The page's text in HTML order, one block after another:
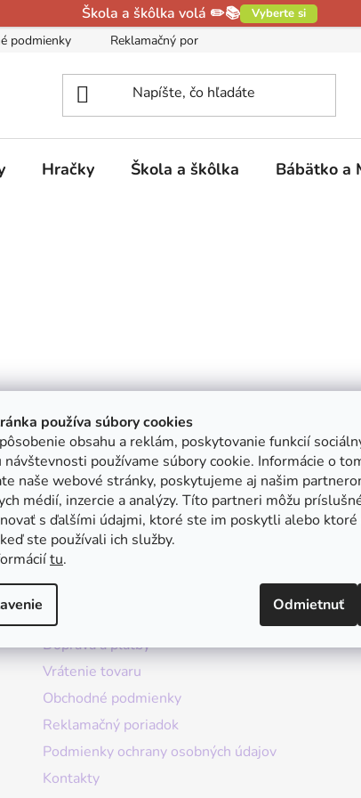
používa súbory cookies
obsahu a reklám, poskytovanie funkcií
návštevnosti používame súbory cookie. Informácie o
naše webové stránky, poskytujeme aj našim
médií, inzercie a analýzy. Títo partneri môžu
s ďalšími údajmi, ktoré ste im poskytli alebo ktoré
ste používali ich služby.
tu.
Odmietnuť
Škola a škôlka volá ✏️📚 Vyberte si
podmienky Reklamačný poriadok
Hračky Škola a škôlka Bábätko a
Doprava a platby
Vrátenie tovaru
Obchodné podmienky
Reklamačný poriadok
Podmienky ochrany osobných údajov
Kontakty